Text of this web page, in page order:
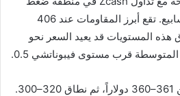
قرب أدنى مستوياته خلال أسابيع. تقع أبرز المقاومات عند 406
اختراق هذه المستويات قد يعيد السعر نحو
أما مستويات الدعم فتبدأ من 361–360 دولاراً، ثم نطاق 320–300.